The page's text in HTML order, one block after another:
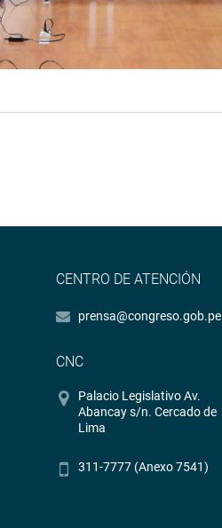
CENTRO DE ATENCIÓN
prensa@congreso.gob.pe
CNC
Palacio Legislativo Av.
Abancay s/n. Cercado de
Lima
311-7777 (Anexo 7541)